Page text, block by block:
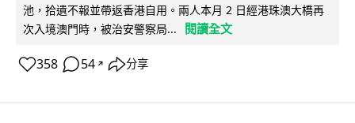
池，拾遺不報並帶返香港自用。兩人本月 2 日經港珠澳大橋再
次入境澳門時，被治安警察局...
閱讀全文
358 54 ↗ 分享